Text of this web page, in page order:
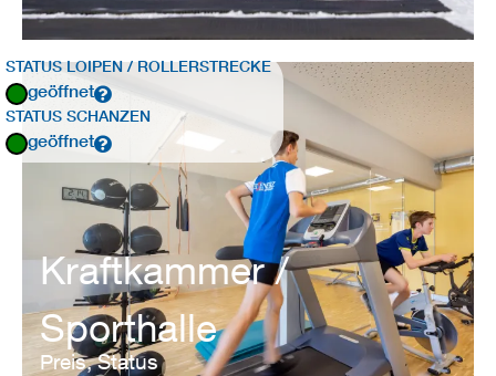
Kraftkammer /
Sporthalle
Preis, Status
STATUS LOIPEN / ROLLERSTRECKE
geöffnet
STATUS SCHANZEN
geöffnet